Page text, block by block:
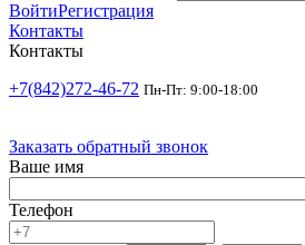
ВойтиРегистрация
Контакты
Контакты
+7(842)272-46-72 Пн-Пт: 9:00-18:00
Заказать обратный звонок
Ваше имя
Телефон